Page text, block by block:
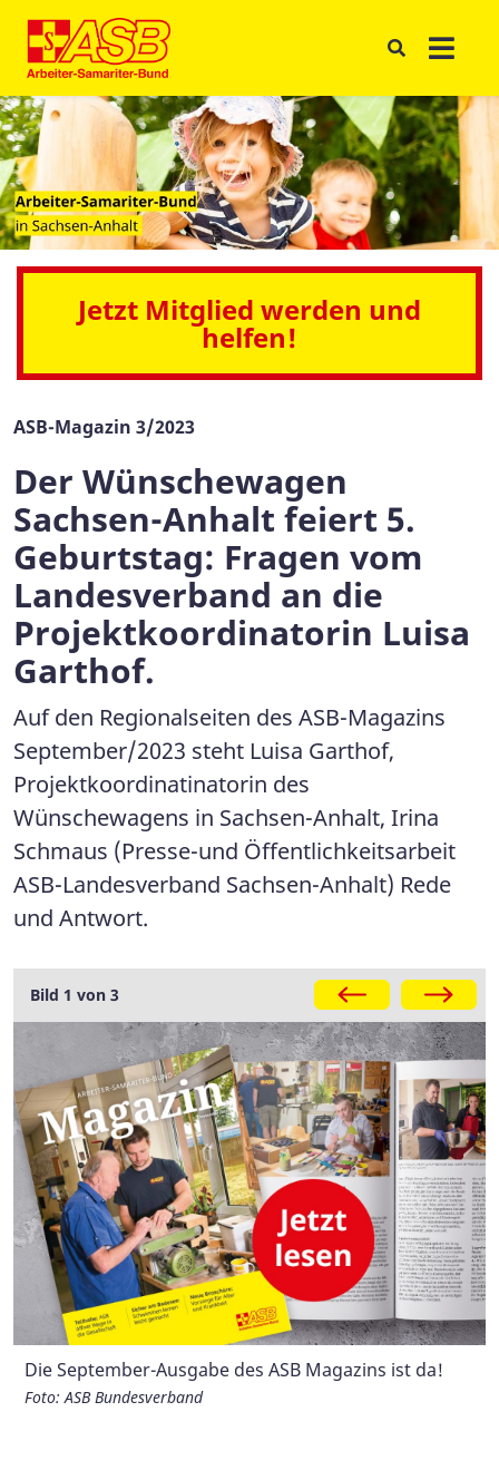
Jetzt Mitglied werden und
helfen!
ASB-Magazin 3/2023
Der Wünschewagen
Sachsen-Anhalt feiert 5.
Geburtstag: Fragen vom
Landesverband an die
Projektkoordinatorin Luisa
Garthof.
Auf den Regionalseiten des ASB-Magazins
September/2023 steht Luisa Garthof,
Projektkoordinatinatorin des
Wünschewagens in Sachsen-Anhalt, Irina
Schmaus (Presse-und Öffentlichkeitsarbeit
ASB-Landesverband Sachsen-Anhalt) Rede
und Antwort.
Galerie
Die September-Ausgabe des ASB Magazins ist da!
Foto: ASB Bundesverband
Thema auf den Regionalseiten: 5 Jahre Wünschewagen
in Sachsen-Anhalt.
Projektkoordinatorin Luisa Garthof gibt in einem
ausführlichem Interview Einblicke in ihre Arbeit.
Bild 1 von 3